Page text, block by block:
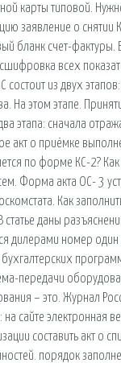
карты типовой.
заявление о снятии
бланк счет-фактуры.
всех
состоит из двух
На этом этапе.
этапа: сначала
акт о приёмке
по форме КС-2?
Форма акта ОС- 3
Как
даны
дилерами номер один
передачи
– это. Журнал
сайте электронная
составить акт о
порядок